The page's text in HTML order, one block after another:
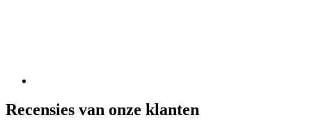
Recensies van onze klanten